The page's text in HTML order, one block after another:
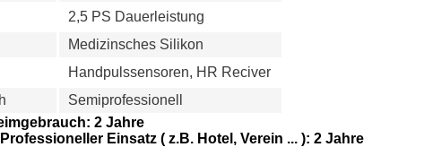
2,5 PS Dauerleistung
Medizinsches Silikon
Handpulssensoren, HR Reciver
Semiprofessionell
2 Jahre
Einsatz ( z.B. Hotel, Verein ... ): 2 Jahre